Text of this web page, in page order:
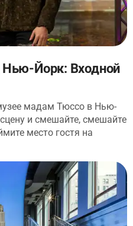
Йорк: Входной
мадам Тюссо в Нью-
и смешайте, смешайте
место гостя на
с Джимми Фэллоном. И
сверкали
Брэдом Питтом и
вас на место в
прогуляться по
Достопримечательность